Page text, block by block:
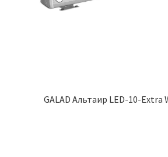
GALAD Альтаир LED-10-Extra